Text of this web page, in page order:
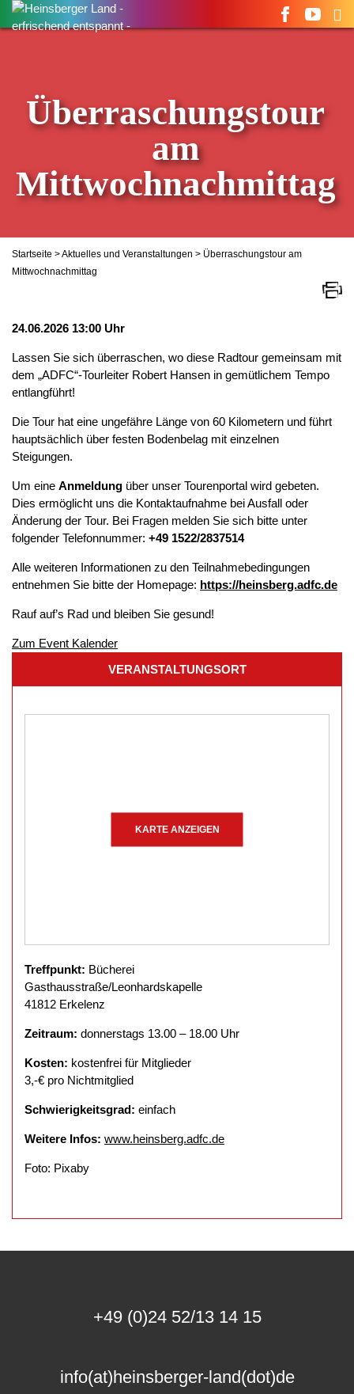
Suchen
nach:
Überraschungstour
am
Mittwochnachmittag
Startseite >Aktuelles und Veranstaltungen > Überraschungstour am
Mittwochnachmittag
24.06.2026 13:00 Uhr
Lassen Sie sich überraschen, wo diese Radtour gemeinsam mit
dem „ADFC“-Tourleiter Robert Hansen in gemütlichem Tempo
entlangführt!
Die Tour hat eine ungefähre Länge von 60 Kilometern und führt
hauptsächlich über festen Bodenbelag mit einzelnen
Steigungen.
Um eine Anmeldung über unser Tourenportal wird gebeten.
Dies ermöglicht uns die Kontaktaufnahme bei Ausfall oder
Änderung der Tour. Bei Fragen melden Sie sich bitte unter
folgender Telefonnummer: +49 1522/2837514
Alle weiteren Informationen zu den Teilnahmebedingungen
entnehmen Sie bitte der Homepage: https://heinsberg.adfc.de
Rauf auf’s Rad und bleiben Sie gesund!
Zum Event Kalender
VERANSTALTUNGSORT
KARTE ANZEIGEN
Treffpunkt: Bücherei
Gasthausstraße/Leonhardskapelle
41812 Erkelenz
Zeitraum: donnerstags 13.00 – 18.00 Uhr
Kosten: kostenfrei für Mitglieder
3,-€ pro Nichtmitglied
Schwierigkeitsgrad: einfach
Weitere Infos: www.heinsberg.adfc.de
Foto: Pixaby
+49 (0)24 52/13 14 15
info(at)heinsberger-land(dot)de